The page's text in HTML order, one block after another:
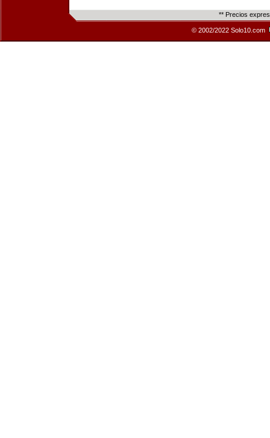
** Precios
© 2002/2022 Solo10.com